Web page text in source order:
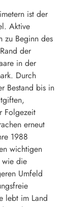
ist der
Aktive
zu Beginn des
der
in der
Durch
Bestand bis in
Folgezeit
erneut
1988
wichtigen
wie die
Umfeld
lebt im Land